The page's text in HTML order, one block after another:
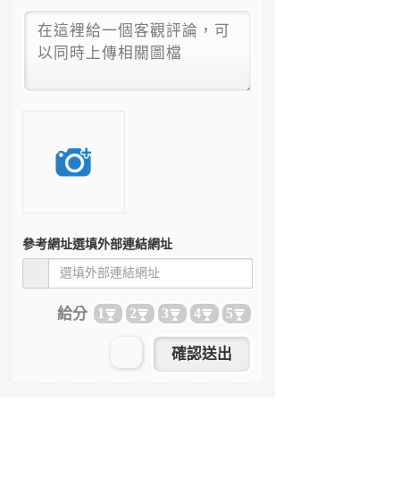
參考網址選填外部連結網址
給分 1 2 3 4 5